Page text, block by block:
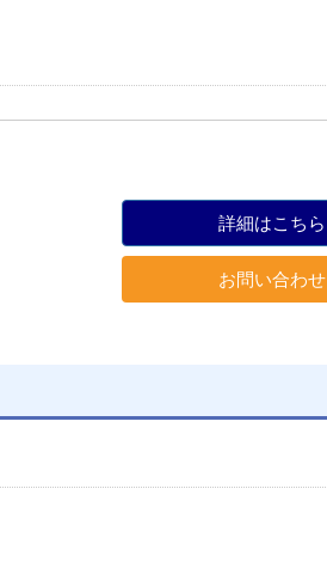
詳細はこちら
お問い合わせ